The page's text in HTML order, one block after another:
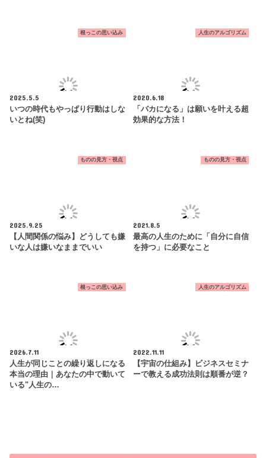
根っこの思い込み
2025.5.5
いつの時代もやっぱり行動はしな
いとね(笑)
人生のアルゴリズム
2020.6.18
「バカになる」は願いを叶える超
効果的な方法！
ものの見方・視点
2025.9.25
【人間関係の悩み】どうしても嫌
いな人は嫌いなままでいい
ものの見方・視点
2021.8.5
最高の人生のために「自分に自信
を持つ」に必要なこと
根っこの思い込み
2026.7.11
人生が同じことの繰り返しになる
本当の理由｜あなたの中で動いて
いる"人生の…
人生のアルゴリズム
2022.11.11
【宇宙の仕組み】ビジネスセミナ
ーで教える成功法則は順番が逆？